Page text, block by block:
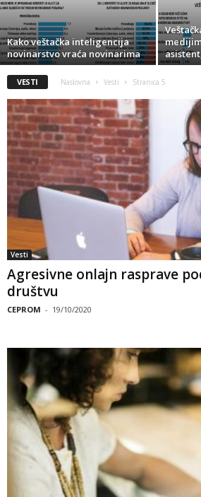
Kako veštačka inteligencija
novinarstvo vraća novinarima
VESTI Naslovna Vesti Stranica 5
Vesti
Agresivne onlajn rasprave
društvu
CEPROM - 19/10/2020